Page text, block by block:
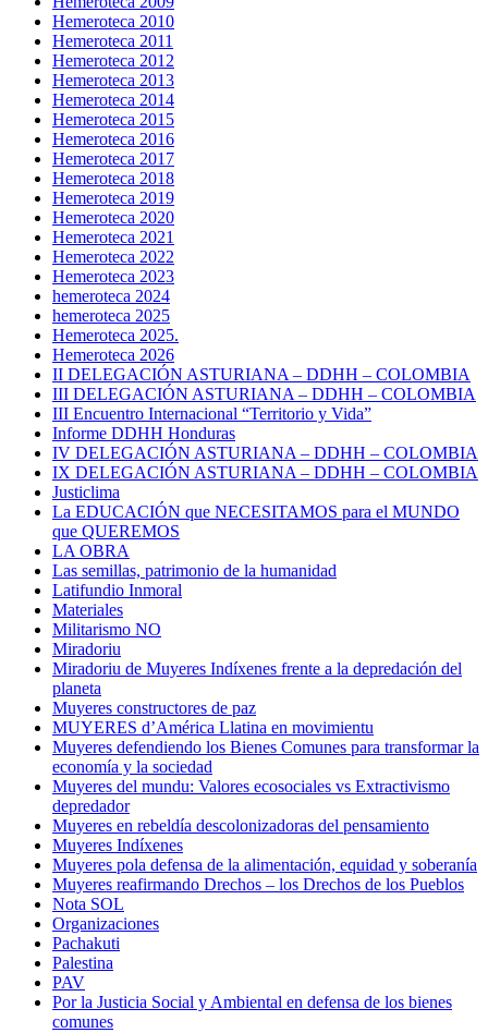
Hemeroteca 2010
Hemeroteca 2011
Hemeroteca 2012
Hemeroteca 2013
Hemeroteca 2014
Hemeroteca 2015
Hemeroteca 2016
Hemeroteca 2017
Hemeroteca 2018
Hemeroteca 2019
Hemeroteca 2020
Hemeroteca 2021
Hemeroteca 2022
Hemeroteca 2023
hemeroteca 2024
hemeroteca 2025
Hemeroteca 2025.
Hemeroteca 2026
II DELEGACIÓN ASTURIANA – DDHH – COLOMBIA
III DELEGACIÓN ASTURIANA – DDHH – COLOMBIA
III Encuentro Internacional “Territorio y Vida”
Informe DDHH Honduras
IV DELEGACIÓN ASTURIANA – DDHH – COLOMBIA
IX DELEGACIÓN ASTURIANA – DDHH – COLOMBIA
Justiclima
La EDUCACIÓN que NECESITAMOS para el MUNDO
que QUEREMOS
LA OBRA
Las semillas, patrimonio de la humanidad
Latifundio Inmoral
Materiales
Militarismo NO
Miradoriu
Miradoriu de Muyeres Indíxenes frente a la depredación del
planeta
Muyeres constructores de paz
MUYERES d’América Llatina en movimientu
Muyeres defendiendo los Bienes Comunes para transformar la
economía y la sociedad
Muyeres del mundu: Valores ecosociales vs Extractivismo
depredador
Muyeres en rebeldía descolonizadoras del pensamiento
Muyeres Indíxenes
Muyeres pola defensa de la alimentación, equidad y soberanía
Muyeres reafirmando Drechos – los Drechos de los Pueblos
Nota SOL
Organizaciones
Pachakuti
Palestina
PAV
Por la Justicia Social y Ambiental en defensa de los bienes
comunes